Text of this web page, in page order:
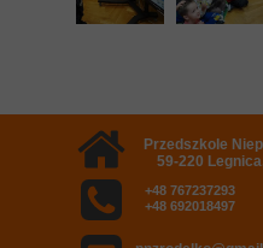
Przedszkole
59-220
+48 767237293
+48 692018497